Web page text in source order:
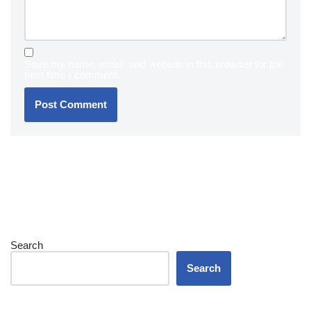
Search
Search